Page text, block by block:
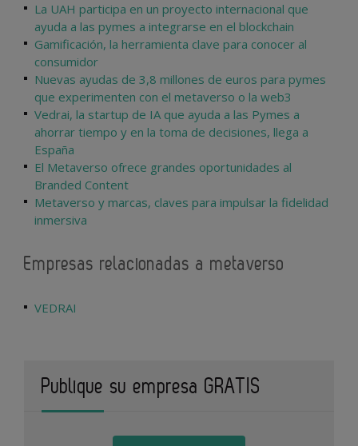
La UAH participa en un proyecto internacional que
ayuda a las pymes a integrarse en el blockchain
Gamificación, la herramienta clave para conocer al
consumidor
Nuevas ayudas de 3,8 millones de euros para pymes
que experimenten con el metaverso o la web3
Vedrai, la startup de IA que ayuda a las Pymes a
ahorrar tiempo y en la toma de decisiones, llega a
España
El Metaverso ofrece grandes oportunidades al
Branded Content
Metaverso y marcas, claves para impulsar la fidelidad
inmersiva
Empresas relacionadas a metaverso
VEDRAI
Publique su empresa GRATIS